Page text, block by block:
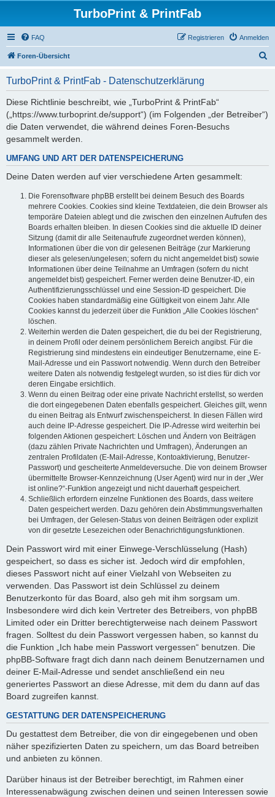
TurboPrint & PrintFab
FAQ Anmelden
Registrieren
Foren-Übersicht
TurboPrint & PrintFab - Datenschutzerklärung
Diese Richtlinie beschreibt, wie „TurboPrint & PrintFab“
(„https://www.turboprint.de/support“) (im Folgenden „der Betreiber“)
die Daten verwendet, die während deines Foren-Besuchs
gesammelt werden.
UMFANG UND ART DER DATENSPEICHERUNG
Deine Daten werden auf vier verschiedene Arten gesammelt:
Die Forensoftware phpBB erstellt bei deinem Besuch des Boards
mehrere Cookies. Cookies sind kleine Textdateien, die dein Browser als
temporäre Dateien ablegt und die zwischen den einzelnen Aufrufen des
Boards erhalten bleiben. In diesen Cookies sind die aktuelle ID deiner
Sitzung (damit dir alle Seitenaufrufe zugeordnet werden können),
Informationen über die von dir gelesenen Beiträge (zur Markierung
dieser als gelesen/ungelesen; sofern du nicht angemeldet bist) sowie
Informationen über deine Teilnahme an Umfragen (sofern du nicht
angemeldet bist) gespeichert. Ferner werden deine Benutzer-ID, ein
Authentifizierungsschlüssel und eine Session-ID gespeichert. Die
Cookies haben standardmäßig eine Gültigkeit von einem Jahr. Alle
Cookies kannst du jederzeit über die Funktion „Alle Cookies löschen“
löschen.
Weiterhin werden die Daten gespeichert, die du bei der Registrierung,
in deinem Profil oder deinem persönlichem Bereich angibst. Für die
Registrierung sind mindestens ein eindeutiger Benutzername, eine E-
Mail-Adresse und ein Passwort notwendig. Wenn durch den Betreiber
weitere Daten als notwendig festgelegt wurden, so ist dies für dich vor
deren Eingabe ersichtlich.
Wenn du einen Beitrag oder eine private Nachricht erstellst, so werden
die dort eingegebenen Daten ebenfalls gespeichert. Gleiches gilt, wenn
du einen Beitrag als Entwurf zwischenspeicherst. In diesen Fällen wird
auch deine IP-Adresse gespeichert. Die IP-Adresse wird weiterhin bei
folgenden Aktionen gespeichert: Löschen und Ändern von Beiträgen
(dazu zählen Private Nachrichten und Umfragen), Änderungen an
zentralen Profildaten (E-Mail-Adresse, Kontoaktivierung, Benutzer-
Passwort) und gescheiterte Anmeldeversuche. Die von deinem Browser
übermittelte Browser-Kennzeichnung (User Agent) wird nur in der „Wer
ist online?“-Funktion angezeigt und nicht dauerhaft gespeichert.
Schließlich erfordern einzelne Funktionen des Boards, dass weitere
Daten gespeichert werden. Dazu gehören dein Abstimmungsverhalten
bei Umfragen, der Gelesen-Status von deinen Beiträgen oder explizit
von dir gesetzte Lesezeichen oder Benachrichtigungsfunktionen.
Dein Passwort wird mit einer Einwege-Verschlüsselung (Hash)
gespeichert, so dass es sicher ist. Jedoch wird dir empfohlen,
dieses Passwort nicht auf einer Vielzahl von Webseiten zu
verwenden. Das Passwort ist dein Schlüssel zu deinem
Benutzerkonto für das Board, also geh mit ihm sorgsam um.
Insbesondere wird dich kein Vertreter des Betreibers, von phpBB
Limited oder ein Dritter berechtigterweise nach deinem Passwort
fragen. Solltest du dein Passwort vergessen haben, so kannst du
die Funktion „Ich habe mein Passwort vergessen“ benutzen. Die
phpBB-Software fragt dich dann nach deinem Benutzernamen und
deiner E-Mail-Adresse und sendet anschließend ein neu
generiertes Passwort an diese Adresse, mit dem du dann auf das
Board zugreifen kannst.
GESTATTUNG DER DATENSPEICHERUNG
Du gestattest dem Betreiber, die von dir eingegebenen und oben
näher spezifizierten Daten zu speichern, um das Board betreiben
und anbieten zu können.
Darüber hinaus ist der Betreiber berechtigt, im Rahmen einer
Interessenabwägung zwischen deinen und seinen Interessen sowie